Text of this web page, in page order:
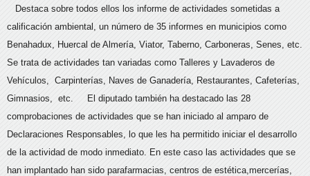
Destaca sobre todos ellos los informe de actividades sometidas a
calificación ambiental, un número de 35 informes en municipios como
Benahadux, Huercal de Almería, Viator, Taberno, Carboneras, Senes, etc.
Se trata de actividades tan variadas como Talleres y Lavaderos de
Vehículos, Carpinterías, Naves de Ganadería, Restaurantes, Cafeterías,
Gimnasios, etc. El diputado también ha destacado las 28
comprobaciones de actividades que se han iniciado al amparo de
Declaraciones Responsables, lo que les ha permitido iniciar el desarrollo
de la actividad de modo inmediato. En este caso las actividades que se
han implantado han sido parafarmacias, centros de estética,mercerías,